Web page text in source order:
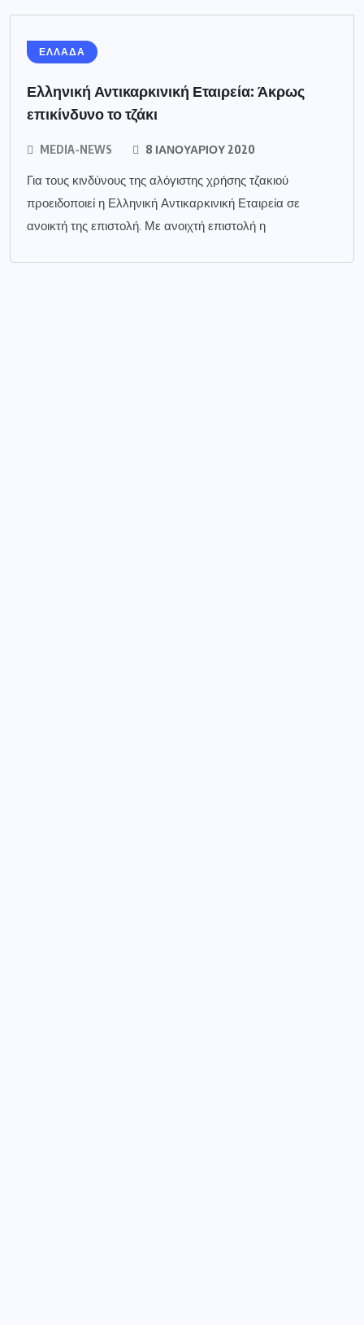
ΕΛΛΑΔΑ
Ελληνική Αντικαρκινική Εταιρεία: Άκρως
επικίνδυνο το τζάκι
MEDIA-NEWS 8 ΙΑΝΟΥΑΡΊΟΥ 2020
Για τους κινδύνους της αλόγιστης χρήσης τζακιού
προειδοποιεί η Ελληνική Αντικαρκινική Εταιρεία σε
ανοικτή της επιστολή. Με ανοιχτή επιστολή η